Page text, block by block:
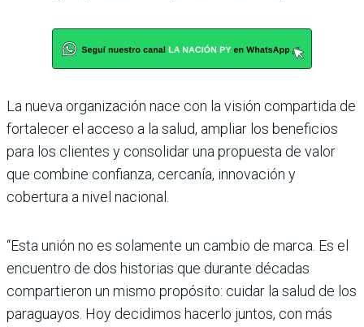
La nueva organización nace con la visión compartida de
fortalecer el acceso a la salud, ampliar los beneficios
para los clientes y consolidar una propuesta de valor
que combine confianza, cercanía, innovación y
cobertura a nivel nacional.
“Esta unión no es solamente un cambio de marca. Es el
encuentro de dos historias que durante décadas
compartieron un mismo propósito: cuidar la salud de los
paraguayos. Hoy decidimos hacerlo juntos, con más